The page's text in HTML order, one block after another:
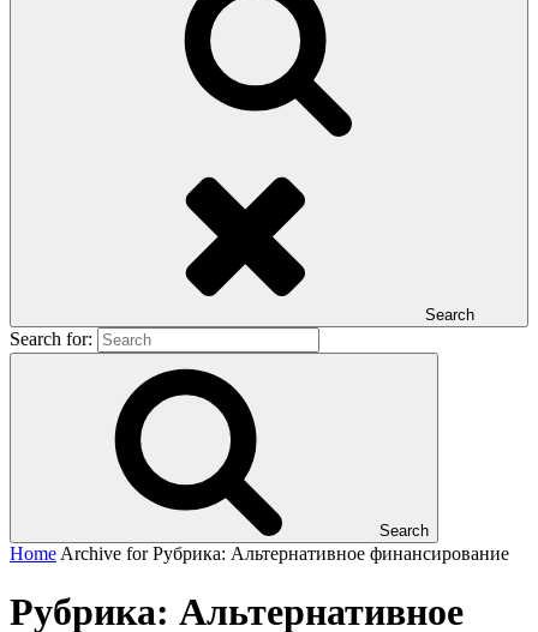
Search
Search for:
Search
Home Archive forРубрика: Альтернативное финансирование
Рубрика: Альтернативное